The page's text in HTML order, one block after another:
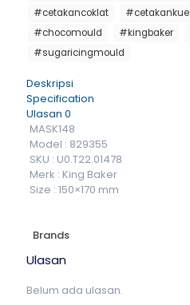
#cetakancoklat
#cetakankue
#chocomould
#kingbaker
#sugaricingmould
Deskripsi
Specification
Ulasan 0
MASK148
Model : 829355
SKU : U0.T22.01478
Merk : King Baker
Size : 150×170 mm
Brands
Ulasan
Belum ada ulasan.